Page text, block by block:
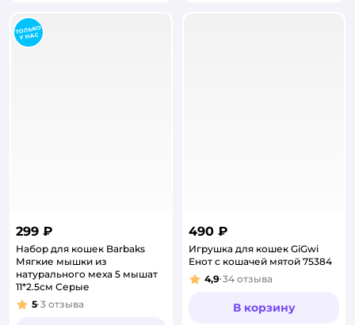
299 ₽
Набор для кошек Barbaks
Мягкие мышки из
натурального меха 5 мышат
11*2.5см Серые
Рейтинг:
5 3 отзыва
490 ₽
Игрушка для кошек GiGwi
Енот с кошачей мятой 75384
Рейтинг:
4,9 34 отзыва
В корзину